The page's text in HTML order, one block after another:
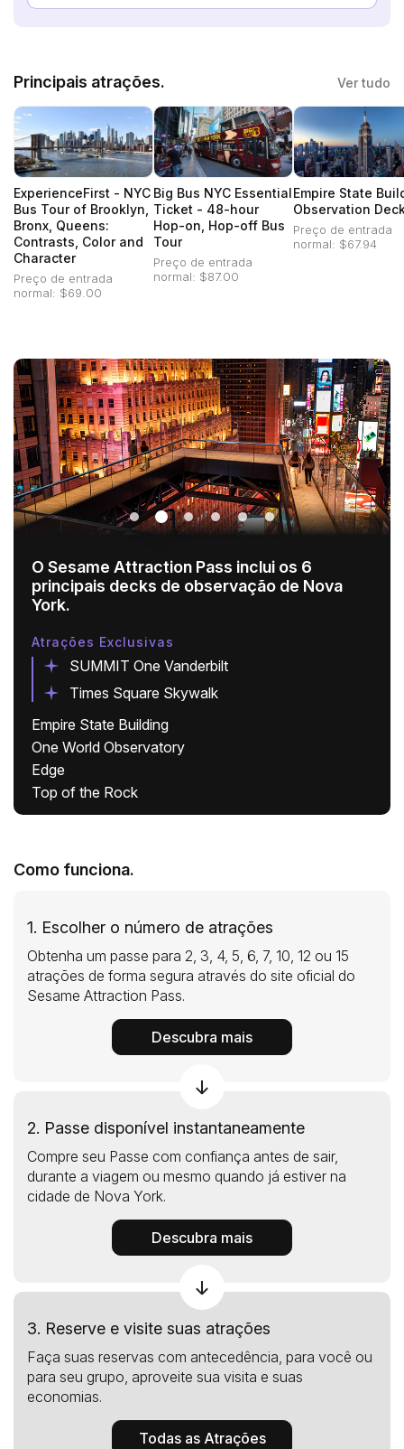
Principais atrações. Ver tudo
ExperienceFirst - NYC
Bus Tour of Brooklyn,
Bronx, Queens:
Contrasts, Color and
Character
Preço de entrada
normal: $69.00
Big Bus NYC Essential
Ticket - 48-hour
Hop-on, Hop-off Bus
Tour
Preço de entrada
normal: $87.00
Empire State
Observation
Preço de entrada
normal: $67.94
O Sesame Attraction Pass inclui os 6
principais decks de observação de Nova
York.
Atrações Exclusivas
SUMMIT One Vanderbilt
Times Square Skywalk
Empire State Building
One World Observatory
Edge
Top of the Rock
Como funciona.
1. Escolher o número de atrações
Obtenha um passe para 2, 3, 4, 5, 6, 7, 10, 12 ou 15
atrações de forma segura através do site oficial do
Sesame Attraction Pass.
Descubra mais
2. Passe disponível instantaneamente
Compre seu Passe com confiança antes de sair,
durante a viagem ou mesmo quando já estiver na
cidade de Nova York.
Descubra mais
3. Reserve e visite suas atrações
Faça suas reservas com antecedência, para você ou
para seu grupo, aproveite sua visita e suas
economias.
Todas as Atrações